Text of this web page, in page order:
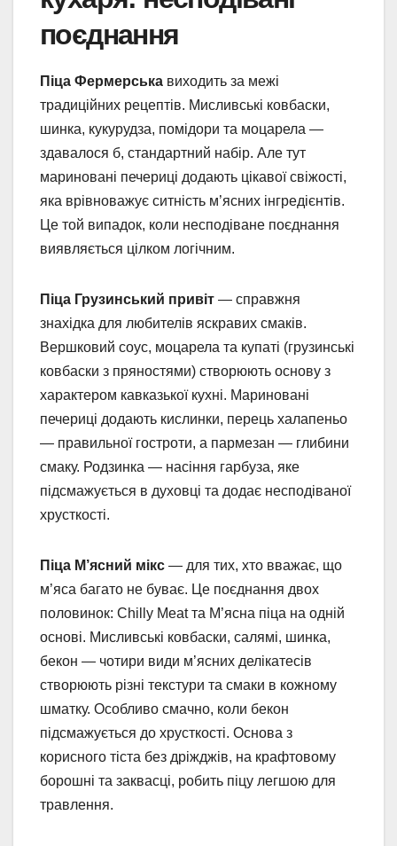
поєднання
Піца Фермерська виходить за межі
традиційних рецептів. Мисливські ковбаски,
шинка, кукурудза, помідори та моцарела —
здавалося б, стандартний набір. Але тут
мариновані печериці додають цікавої свіжості,
яка врівноважує ситність м’ясних інгредієнтів.
Це той випадок, коли несподіване поєднання
виявляється цілком логічним.
Піца Грузинський привіт — справжня
знахідка для любителів яскравих смаків.
Вершковий соус, моцарела та купаті (грузинські
ковбаски з пряностями) створюють основу з
характером кавказької кухні. Мариновані
печериці додають кислинки, перець халапеньо
— правильної гостроти, а пармезан — глибини
смаку. Родзинка — насіння гарбуза, яке
підсмажується в духовці та додає несподіваної
хрусткості.
Піца М’ясний мікс — для тих, хто вважає, що
м’яса багато не буває. Це поєднання двох
половинок: Chilly Meat та М’ясна піца на одній
основі. Мисливські ковбаски, салямі, шинка,
бекон — чотири види м’ясних делікатесів
створюють різні текстури та смаки в кожному
шматку. Особливо смачно, коли бекон
підсмажується до хрусткості. Основа з
корисного тіста без дріжджів, на крафтовому
борошні та заквасці, робить піцу легшою для
травлення.